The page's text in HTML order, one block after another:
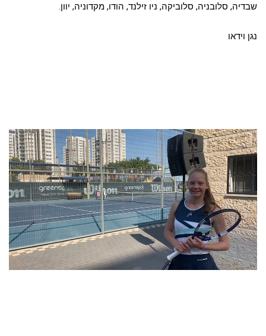
שבדיה, סלובניה, סלוביקה, ניו זילנד, הודו, מקדוניה, יוון.
נגן וידאו